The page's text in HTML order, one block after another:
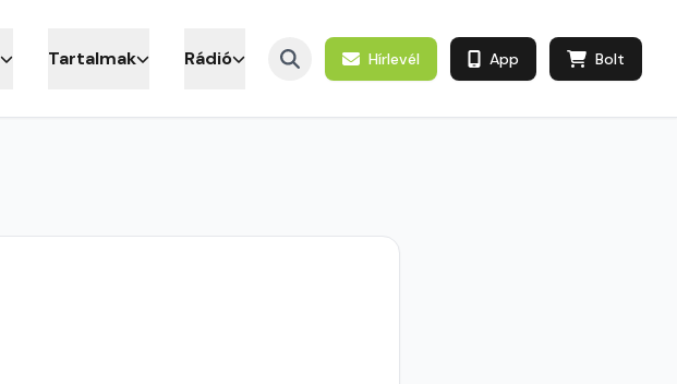
Tartalmak Rádió Hírlevél App Bolt